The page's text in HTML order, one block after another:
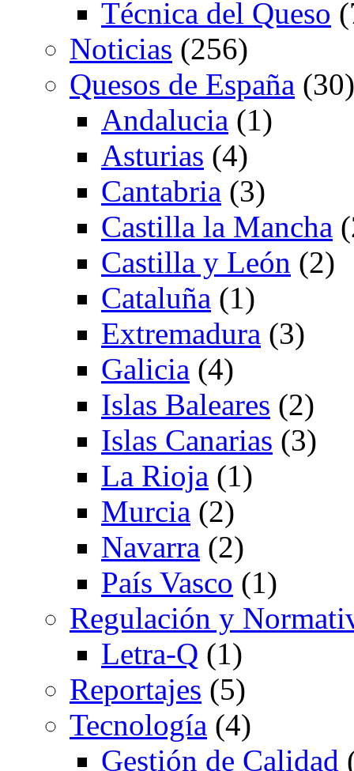
Técnica del Queso
Noticias (256)
Quesos de España (30)
Andalucia (1)
Asturias (4)
Cantabria (3)
Castilla la Mancha
Castilla y León (2)
Cataluña (1)
Extremadura (3)
Galicia (4)
Islas Baleares (2)
Islas Canarias (3)
La Rioja (1)
Murcia (2)
Navarra (2)
País Vasco (1)
Regulación y
Letra-Q (1)
Reportajes (5)
Tecnología (4)
Gestión de Calidad